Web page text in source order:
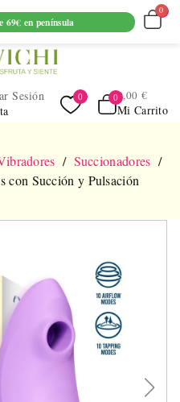
SUPERIORES A 69€ EN
Sesión
Mi Carrito
0,00 €
Succionadores
con Succión y Pulsación
69€ en península